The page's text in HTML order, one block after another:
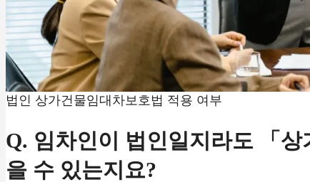
법인 상가건물임대차보호법 적용 여부
Q. 임차인이 법인일지라도 「
을 수 있는지요?